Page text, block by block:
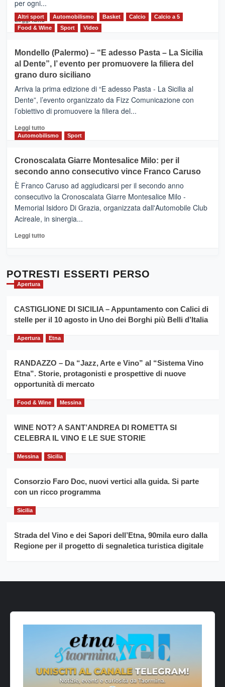
scoperta
del
territorio,
e
messaggi
di
per ogni...
Leggi tuttoLeggi
di
CASTIGLIONE
DI
SICILIA
(Ct)
–
Il
Borgo
Gusto,
il
tra
sapori
vicoli
medievali
Altri sport Automobilismo Basket Calcio
Calcio a 5
Food & Wine
Sport Video
Mondello (Palermo) – “E adesso Pasta – La Sicilia
al Dente”, l’ evento per promuovere la filiera del
grano duro siciliano
Arriva la prima edizione di “E adesso Pasta - La Sicilia al
Dente”, l’evento organizzato da Fizz Comunicazione con
l’obiettivo di promuovere la filiera del...
Leggi tuttoLeggi
di
Mondello
(Palermo)
–
“E
adesso
Pasta
–
Sicilia
l’
evento
la
filiera
grano
Automobilismo Sport
Cronoscalata Giarre Montesalice Milo: per il
secondo anno consecutivo vince Franco Caruso
È Franco Caruso ad aggiudicarsi per il secondo anno
consecutivo la Cronoscalata Giarre Montesalice Milo -
Memorial Isidoro Di Grazia, organizzata dall'Automobile Club
Acireale, in sinergia...
Leggi tuttoLeggi
Cronoscalata
per
il
anno
Franco
Caruso
POTRESTI ESSERTI PERSO
Apertura
CASTIGLIONE DI SICILIA – Appuntamento con Calici di
stelle per il 10 agosto in Uno dei Borghi più Belli d’Italia
Apertura Etna
RANDAZZO – Da “Jazz, Arte e Vino” al “Sistema Vino
Etna”. Storie, protagonisti e prospettive di nuove
opportunità di mercato
Food & Wine Messina
WINE NOT? A SANT’ANDREA DI ROMETTA SI
CELEBRA IL VINO E LE SUE STORIE
Messina Sicilia
Consorzio Faro Doc, nuovi vertici alla guida. Si parte
con un ricco programma
Sicilia
Strada del Vino e dei Sapori dell’Etna, 90mila euro dalla
Regione per il progetto di segnaletica turistica digitale